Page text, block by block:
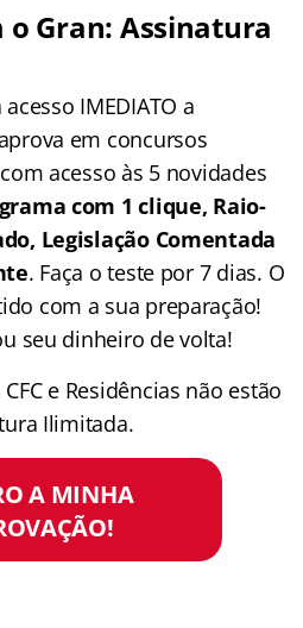
o Gran: Assinatura
IMEDIATO a
em concursos
acesso às 5 novidades
com 1 clique, Raio-
Legislação Comentada
. Faça o teste por 7 dias. O
com a sua preparação!
seu dinheiro de volta!
e Residências não estão
Ilimitada.
A MINHA